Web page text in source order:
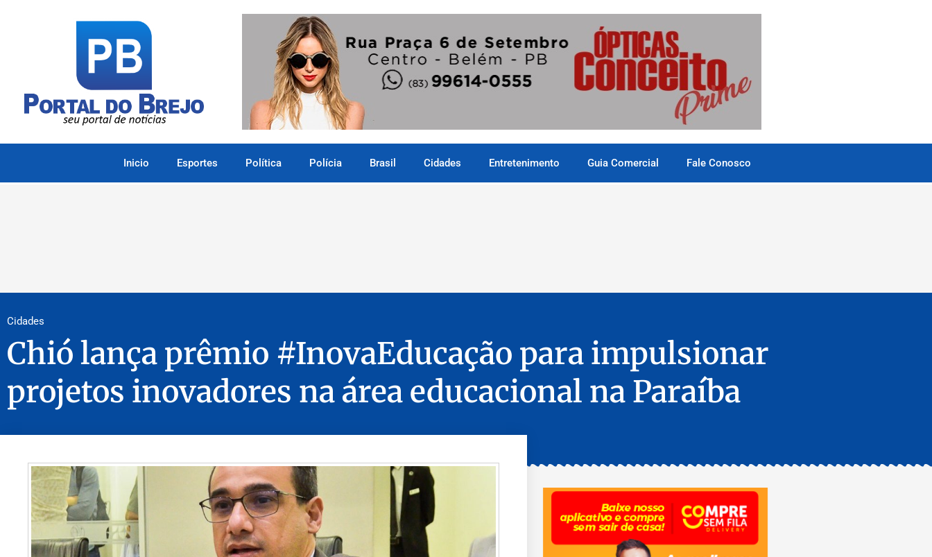
Inicio Esportes Política Polícia Brasil Cidades Entretenimento Guia Comercial Fale Conosco
Cidades
Chió lança prêmio #InovaEducação para impulsionar
projetos inovadores na área educacional na Paraíba